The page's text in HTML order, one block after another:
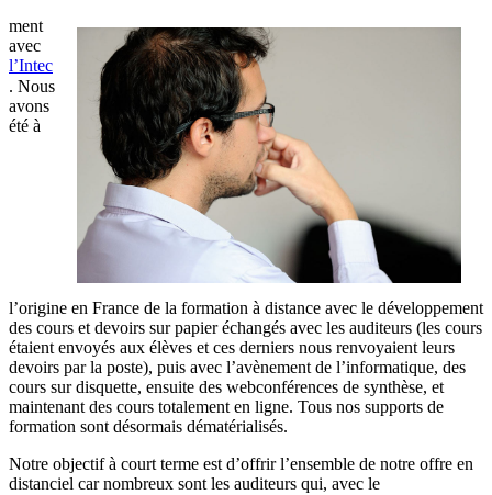
ment
avec
l’Intec
. Nous
avons
été à
l’origine en France de la formation à distance avec le développement
des cours et devoirs sur papier échangés avec les auditeurs (les cours
étaient envoyés aux élèves et ces derniers nous renvoyaient leurs
devoirs par la poste), puis avec l’avènement de l’informatique, des
cours sur disquette, ensuite des webconférences de synthèse, et
maintenant des cours totalement en ligne. Tous nos supports de
formation sont désormais dématérialisés.
Notre objectif à court terme est d’offrir l’ensemble de notre offre en
distanciel car nombreux sont les auditeurs qui, avec le